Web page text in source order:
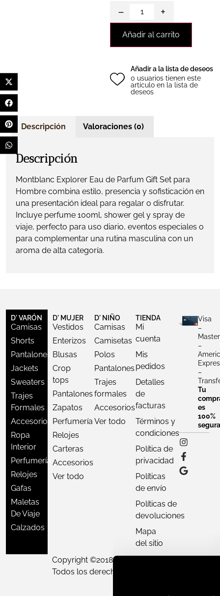
− +
Añadir al carrito
Añadir a la lista de deseos
0 usuarios tienen este
artículo en la lista de
deseos
Descripción Valoraciones (0)
Descripción
Montblanc Explorer Eau de Parfum Gift Set para
Hombre combina estilo, presencia y sofisticación en
una presentación ideal para regalar o disfrutar.
Incluye perfume 100ml, shower gel y spray de
viaje, perfecto para uso diario, eventos especiales o
para complementar una rutina masculina con un
aroma de alta categoría.
D' VARÓN
Camisas
Shorts
Pantalones
Jackets
Sweaters
Trajes
Formales
Accesorios
Ropa
Interior
Perfumería
Relojes
Gafas
Maletas
De Viaje
Calzados
D' MUJER
Vestidos
Enterizos
Blusas
Crop
tops
Pantalones
Zapatos
Perfumería
Relojes
Carteras
Accesorios
Ver todo
D' NIÑO
Camisas
Camisetas
Polos
Pantalones
Trajes
formales
Accesorios
Ver todo
TIENDA
Mi
cuenta
Mis
pedidos
Detalles
de
facturas
Términos y
condiciones
Política de
privacidad
Políticas
de envío
Políticas de
devoluciones
Mapa
del sitio
Visa
–
–
–
Tu
es
100%
segura
Copyright ©2018 - 2026
Todos los derechos reservados.